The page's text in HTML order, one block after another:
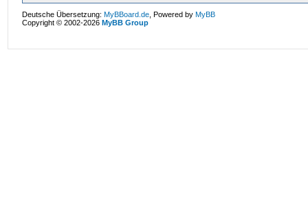
Deutsche Übersetzung:MyBBoard.de , Powered byMyBB
Copyright © 2002-2026MyBB Group